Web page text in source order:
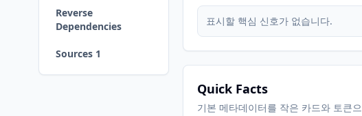
Reverse
Dependencies
Sources 1
표시할 핵심 신호가 없습니다.
Quick Facts
기본 메타데이터를 작은 카드와 토큰